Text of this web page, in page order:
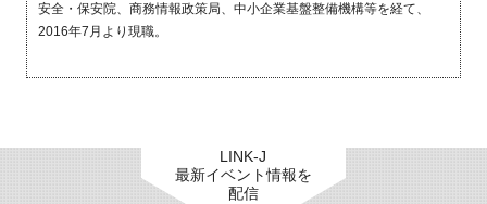
安全・保安院、商務情報政策局、中小企業基盤整備機構等を経て、
2016年7月より現職。
LINK-J
最新イベント情報を
配信